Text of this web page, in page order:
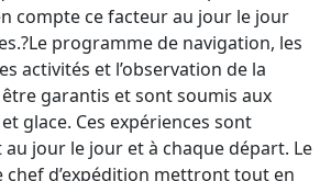
compte ce facteur au jour le jour
programme de navigation, les
activités et l’observation de la
garantis et sont soumis aux
glace. Ces expériences sont
jour le jour et à chaque départ. Le
chef d’expédition mettront tout en